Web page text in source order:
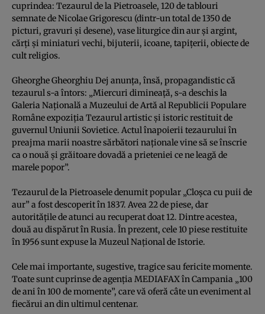
cuprindea: Tezaurul de la Pietroasele, 120 de tablouri
semnate de Nicolae Grigorescu (dintr-un total de 1350 de
picturi, gravuri şi desene), vase liturgice din aur şi argint,
cărţi şi miniaturi vechi, bijuterii, icoane, tapiţerii, obiecte de
cult religios.
Gheorghe Gheorghiu Dej anunţa, însă, propagandistic că
tezaurul s-a întors: „Miercuri dimineaţă, s-a deschis la
Galeria Naţională a Muzeului de Artă al Republicii Populare
Române expoziţia Tezaurul artistic şi istoric restituit de
guvernul Uniunii Sovietice. Actul înapoierii tezaurului în
preajma marii noastre sărbători naţionale vine să se înscrie
ca o nouă şi grăitoare dovadă a prieteniei ce ne leagă de
marele popor”.
Tezaurul de la Pietroasele denumit popular „Cloşca cu puii de
aur” a fost descoperit în 1837. Avea 22 de piese, dar
autorităţile de atunci au recuperat doat 12. Dintre acestea,
două au dispărut în Rusia. În prezent, cele 10 piese restituite
în 1956 sunt expuse la Muzeul Naţional de Istorie.
Cele mai importante, sugestive, tragice sau fericite momente.
Toate sunt cuprinse de agenţia MEDIAFAX în Campania „100
de ani în 100 de momente”, care vă oferă câte un eveniment al
fiecărui an din ultimul centenar.